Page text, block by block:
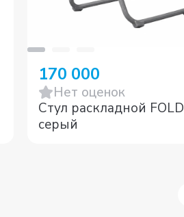
170 000
Нет оценок
Стул раскладной FOLD
серый